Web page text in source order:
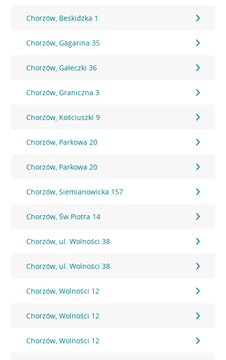
Chorzów, Beskidzka 1
Chorzów, Gagarina 35
Chorzów, Gałeczki 36
Chorzów, Graniczna 3
Chorzów, Kościuszki 9
Chorzów, Parkowa 20
Chorzów, Parkowa 20
Chorzów, Siemianowicka 157
Chorzów, Św.Piotra 14
Chorzów, ul. Wolności 38
Chorzów, ul. Wolności 38
Chorzów, Wolności 12
Chorzów, Wolności 12
Chorzów, Wolności 12